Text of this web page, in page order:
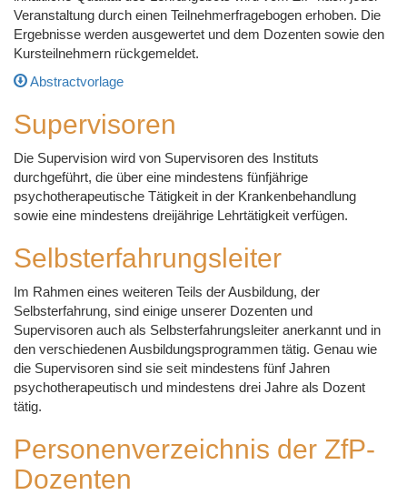
Veranstaltung durch einen Teilnehmerfragebogen erhoben. Die
Ergebnisse werden ausgewertet und dem Dozenten sowie den
Kursteilnehmern rückgemeldet.
Abstractvorlage
Supervisoren
Die Supervision wird von Supervisoren des Instituts
durchgeführt, die über eine mindestens fünfjährige
psychotherapeutische Tätigkeit in der Krankenbehandlung
sowie eine mindestens dreijährige Lehrtätigkeit verfügen.
Selbsterfahrungsleiter
Im Rahmen eines weiteren Teils der Ausbildung, der
Selbsterfahrung, sind einige unserer Dozenten und
Supervisoren auch als Selbsterfahrungsleiter anerkannt und in
den verschiedenen Ausbildungsprogrammen tätig. Genau wie
die Supervisoren sind sie seit mindestens fünf Jahren
psychotherapeutisch und mindestens drei Jahre als Dozent
tätig.
Personenverzeichnis der ZfP-
Dozenten